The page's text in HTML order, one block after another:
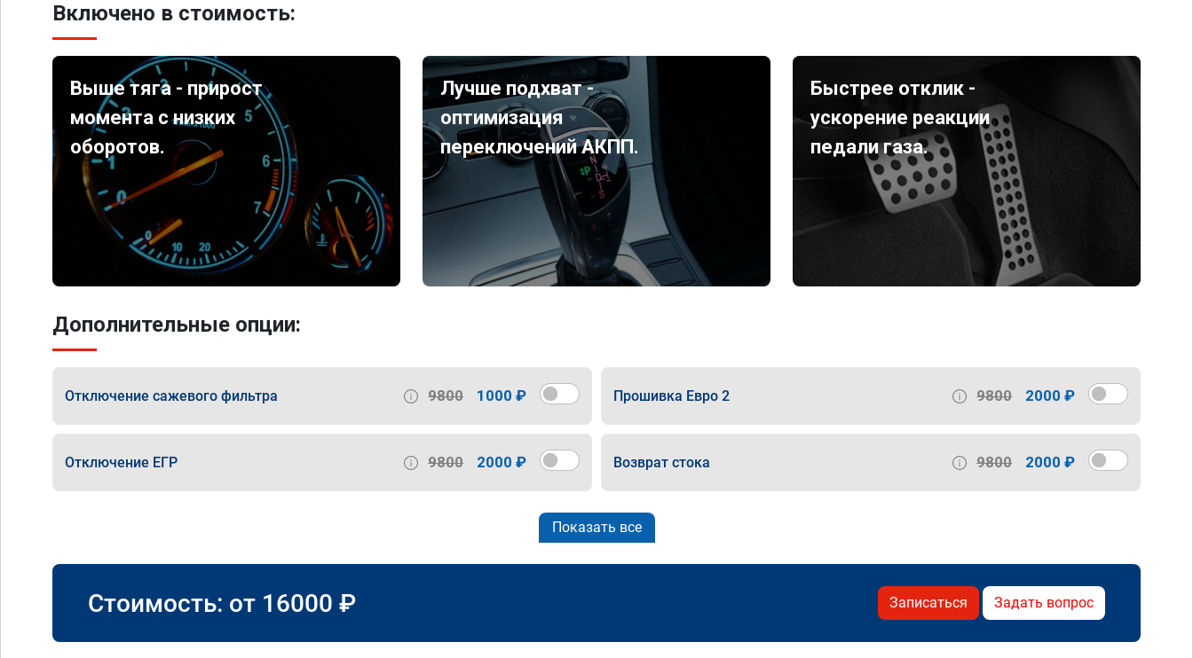
Включено в стоимость:
Выше тяга - прирост
момента с низких
оборотов.
Лучше подхват -
оптимизация
переключений АКПП.
Быстрее отклик -
ускорение реакции
педали газа.
Дополнительные опции:
Отключение сажевого фильтра 9800 1000 ₽ Прошивка Евро 2 9800 2000 ₽
Отключение ЕГР 9800 2000 ₽ Возврат стока 9800 2000 ₽
Показать все
Стоимость: от 16000 ₽ Записаться Задать вопрос